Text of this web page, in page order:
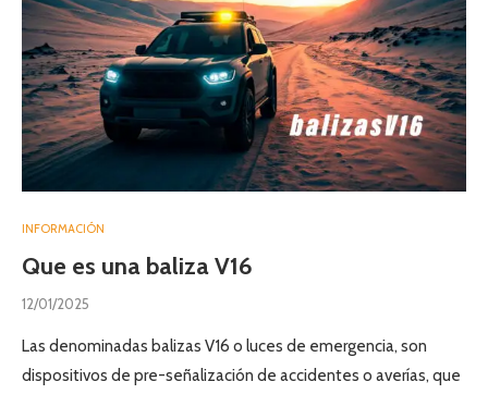
INFORMACIÓN
Que es una baliza V16
12/01/2025
Las denominadas balizas V16 o luces de emergencia, son
dispositivos de pre-señalización de accidentes o averías, que